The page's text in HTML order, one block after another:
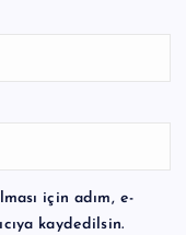
için adım, e-
kaydedilsin.